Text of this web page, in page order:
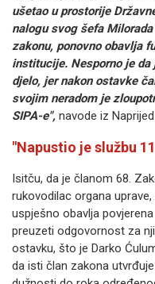
ušetao u prostorije
nalogu svog šefa
zakonu, ponovno obavlja
institucije. Nesporno je
djelo, jer nakon ostavke
svojim neradom je
SIPA-e", navode iz Naprijed
"Napustio je službu
Isitču, da je članom 68.
rukovodilac organa
uspješno obavlja
preuzeti odgovornost za
ostavku, što je Darko
da isti član zakona